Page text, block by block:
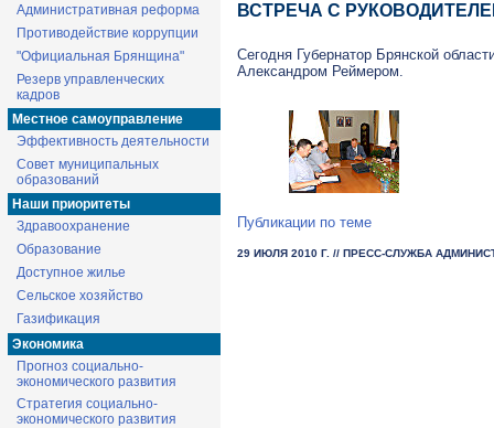
Административная реформа
Противодействие коррупции
"Официальная Брянщина"
Резерв управленческих
кадров
Местное самоуправление
Эффективность деятельности
Совет муниципальных
образований
Наши приоритеты
Здравоохранение
Образование
Доступное жилье
Сельское хозяйство
Газификация
Экономика
Прогноз социально-
экономического развития
Стратегия социально-
экономического развития
ВСТРЕЧА С
Сегодня Губернатор Брянской
Александром Реймером.
Публикации по теме
29 ИЮЛЯ 2010 Г. // ПРЕСС-СЛУЖБА